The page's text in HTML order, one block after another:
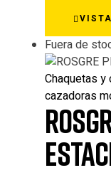
Fuera de
Chaquetas
cazadoras